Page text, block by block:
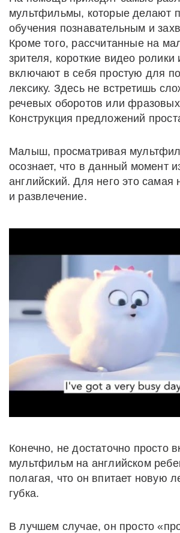
мультфильмы, которые делают
обучения познавательным и
Кроме того, рассчитанные на
зрителя, короткие видео ролики
включают в себя простую для
лексику. Здесь не встретишь
речевых оборотов или
Конструкция предложений
Малыш, просматривая
осознает, что в данный момент
английский. Для него это самая
и развлечение.
Конечно, не достаточно просто
мультфильм на английском
полагая, что он впитает новую
губка.
В лучшем случае, он просто